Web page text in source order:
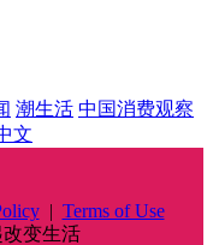
潮生活 中国消费观察
文
| Terms of Use
变生活